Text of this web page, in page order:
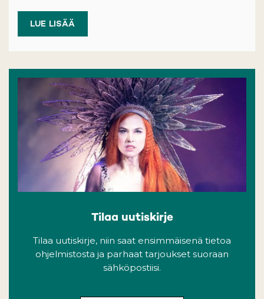
LUE LISÄÄ
Tilaa uutiskirje
Tilaa uutiskirje, niin saat ensimmäisenä tietoa
ohjelmistosta ja parhaat tarjoukset suoraan
sähköpostiisi.